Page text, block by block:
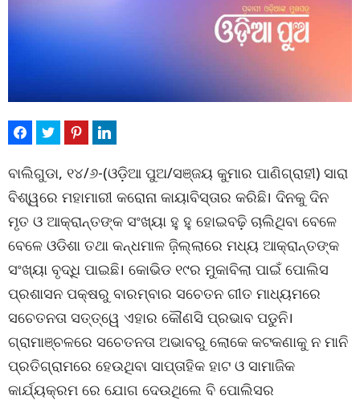
ବାଲିଗୁଡା, ୧୪/୬-(ଓଡ଼ିଆ ପୁଅ/ସଞ୍ଜୟ କୁମାର ପାଣିଗ୍ରାହୀ) ସାରା
ବିଶ୍ୱରେ ମହାମାରୀ କରୋନା କାୟାବିସ୍ତାର କରିଛି। ଦିନକୁ ଦିନ
ମୃତ ଓ ଆକ୍ରାନ୍ତଙ୍କ ସଂଖ୍ୟା ହୁ ହୁ ହୋଇବଢ଼ି ଚାଲିଥିବା ବେଳେ
ବେଳେ ଓଡିଶା ତଥା କନ୍ଧମାଳ ଜ଼ିଲ୍ଲାରେ ମଧ୍ୟ ଆକ୍ରାନ୍ତଙ୍କ
ସଂଖ୍ୟା ବୃଦ୍ଧି ପାଇଛି। କୋଭିଡ ୧୯ର ମୁକାବିଲା ପାଇଁ ପୋଲିସ
ପ୍ରଶାସନ ପକ୍ଷରୁ ବାରମ୍ବାର ସଚେତନ ଗୀତ ମାଧ୍ୟମରେ
ସଚେତନତା ସତ୍ତ୍ୱେ ଏହାର କୌଣସି ପ୍ରଭାବ ପଡୁନି।
ଗ୍ରାମାଞ୍ଚଳରେ ସଚେତନତା ଅଭାବରୁ ଲୋକେ କଟକଣାକୁ ନ ମାନି
ପ୍ରତିଗ୍ରାମରେ ହେଉଥିବା ସାପ୍ତାହିକ ହାଟ ଓ ସାମାଜିକ
କାର୍ଯ୍ୟକ୍ରମ ରେ ଯୋଗ ଦେଉଥିଲେ ବି ପୋଲିସର